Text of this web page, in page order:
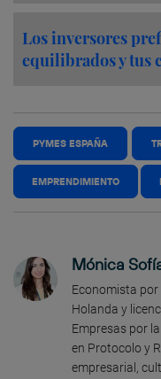
Los inversores
equilibrados y tus
PYMES ESPAÑA
EMPRENDIMIENTO
Mónica
Economista
Holanda y
Empresas por
en Protocolo y
empresarial,